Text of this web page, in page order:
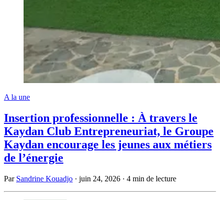
A la une
Insertion professionnelle : À travers le
Kaydan Club Entrepreneuriat, le Groupe
Kaydan encourage les jeunes aux métiers
de l’énergie
Par Sandrine Kouadjo · juin 24, 2026 · 4 min de lecture